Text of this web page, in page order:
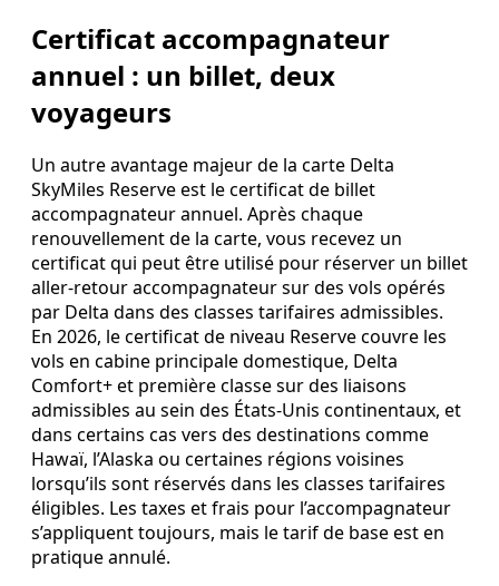
Certificat accompagnateur
annuel : un billet, deux
voyageurs
Un autre avantage majeur de la carte Delta
SkyMiles Reserve est le certificat de billet
accompagnateur annuel. Après chaque
renouvellement de la carte, vous recevez un
certificat qui peut être utilisé pour réserver un billet
aller‑retour accompagnateur sur des vols opérés
par Delta dans des classes tarifaires admissibles.
En 2026, le certificat de niveau Reserve couvre les
vols en cabine principale domestique, Delta
Comfort+ et première classe sur des liaisons
admissibles au sein des États‑Unis continentaux, et
dans certains cas vers des destinations comme
Hawaï, l’Alaska ou certaines régions voisines
lorsqu’ils sont réservés dans les classes tarifaires
éligibles. Les taxes et frais pour l’accompagnateur
s’appliquent toujours, mais le tarif de base est en
pratique annulé.